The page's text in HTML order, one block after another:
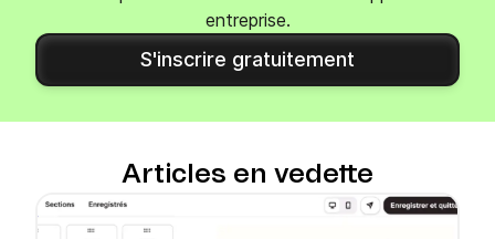
entreprise.
S'inscrire gratuitement
Articles en vedette